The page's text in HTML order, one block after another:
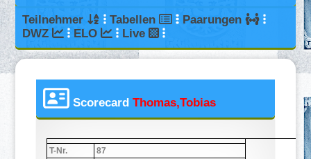
Teilnehmer Tabellen
Paarungen
DWZ
ELO Live
ScorecardThomas,Tobias
T-Nr.
87